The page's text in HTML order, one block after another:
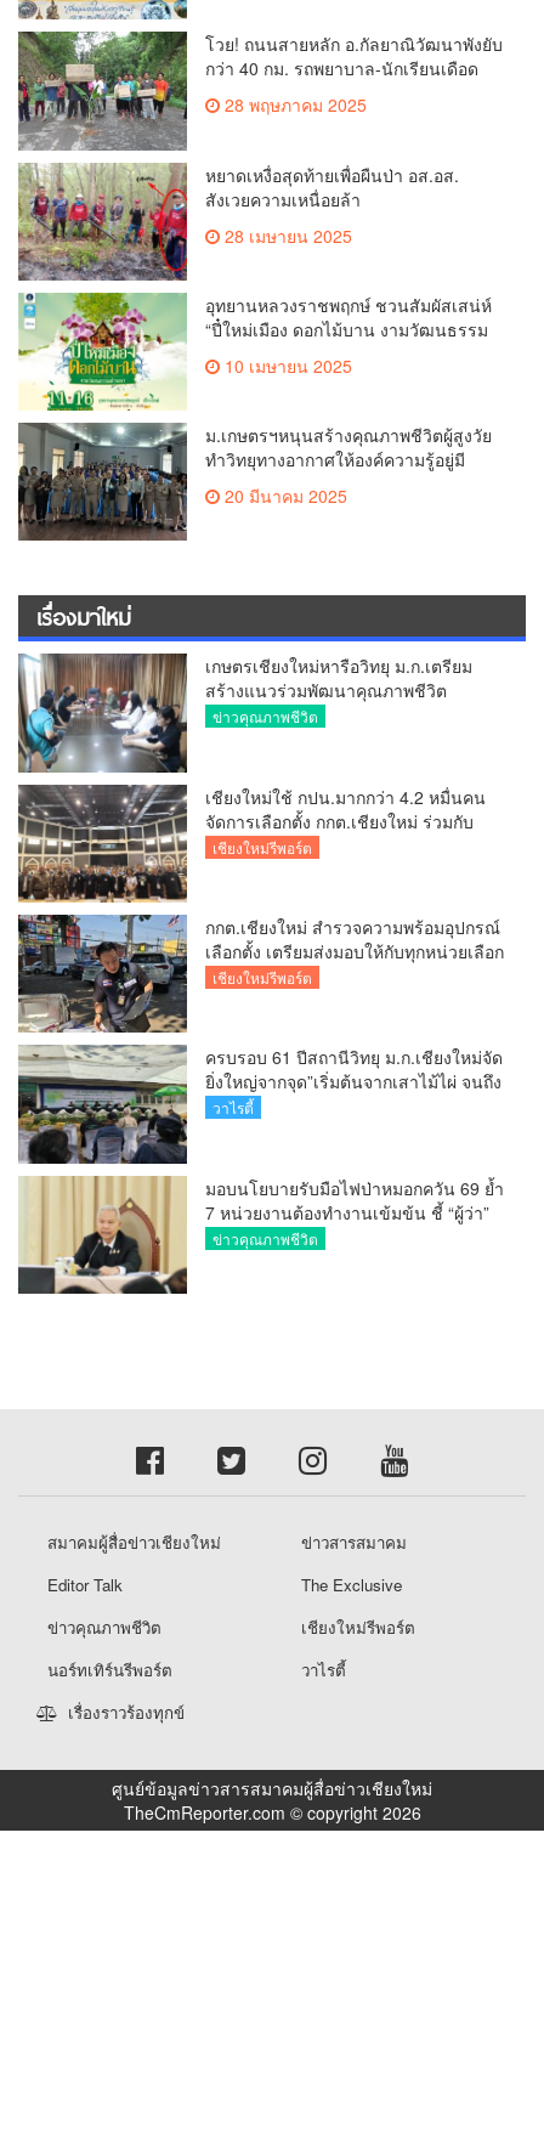
โวย! ถนนสายหลัก อ.กัลยาณิวัฒนาพังยับ
กว่า 40 กม. รถพยาบาล-นักเรียนเดือด
ร้อนหนัก วอนรื้อสร้างใหม่
28 พฤษภาคม 2025
หยาดเหงื่อสุดท้ายเพื่อผืนป่า อส.อส.
สังเวยความเหนื่อยล้า
28 เมษายน 2025
อุทยานหลวงราชพฤกษ์ ชวนสัมผัสเสน่ห์
“ปี๋ใหม่เมือง ดอกไม้บาน งามวัฒนธรรม
10 เมษายน 2025
ม.เกษตรฯหนุนสร้างคุณภาพชีวิตผู้สูงวัย
ทำวิทยุทางอากาศให้องค์ความรู้อยู่มี
สุขสมวัยยุคดิจิทัล
20 มีนาคม 2025
เรื่องมาใหม่
เกษตรเชียงใหม่หารือวิทยุ ม.ก.เตรียม
สร้างแนวร่วมพัฒนาคุณภาพชีวิต
เกษตรกร สื่อสารข้อมูลถูกต้องขับเคลื่อน
ข่าวคุณภาพชีวิต
เชียงใหม่ใช้ กปน.มากกว่า 4.2 หมื่นคน
จัดการเลือกตั้ง กกต.เชียงใหม่ ร่วมกับ
นายอำเภอหางดง ตรวจความเรียบร้อย
เชียงใหม่รีพอร์ต
กกต.เชียงใหม่ สำรวจความพร้อมอุปกรณ์
เลือกตั้ง เตรียมส่งมอบให้กับทุกหน่วยเลือก
ตั้งในวันพรุ่งนี้
เชียงใหม่รีพอร์ต
ครบรอบ 61 ปีสถานีวิทยุ ม.ก.เชียงใหม่จัด
ยิ่งใหญ่จากจุด”เริ่มต้นจากเสาไม้ไผ่ จนถึง
วันที่มี KURplus ในวันนี้”
วาไรตี้
มอบนโยบายรับมือไฟป่าหมอกควัน 69 ย้ำ
7 หน่วยงานต้องทำงานเข้มข้น ชี้ “ผู้ว่า”
คีย์แมนสำคัญทำปัญหาลด
ข่าวคุณภาพชีวิต
สมาคมผู้สื่อข่าวเชียงใหม่
ข่าวสารสมาคม
Editor Talk
The Exclusive
ข่าวคุณภาพชีวิต
เชียงใหม่รีพอร์ต
นอร์ทเทิร์นรีพอร์ต
วาไรตี้
เรื่องราวร้องทุกข์
ศูนย์ข้อมูลข่าวสารสมาคมผู้สื่อข่าวเชียงใหม่
TheCmReporter.com © copyright 2026